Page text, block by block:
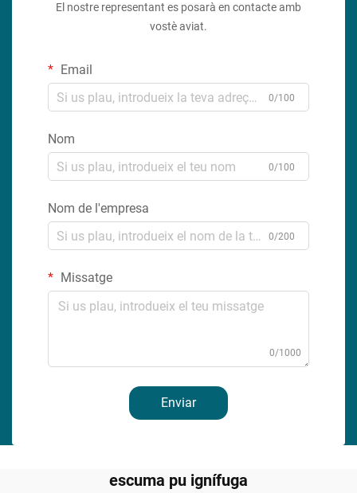
El nostre representant es posarà en contacte amb
vostè aviat.
Email
0/100
Nom
0/100
Nom de l'empresa
0/200
Missatge
0/1000
Enviar
escuma pu ignífuga